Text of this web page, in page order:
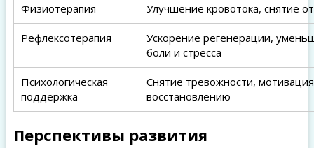
Физиотерапия Улучшение кровотока, снятие
Рефлексотерапия
Ускорение регенерации,
боли и стресса
Психологическая
поддержка
Снятие тревожности,
восстановлению
Перспективы развития